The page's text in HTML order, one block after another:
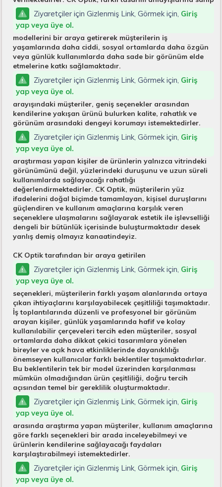
Ziyaretçiler için Gizlenmiş Link, Görmek için, Giriş
yap veya üye ol.
modellerini bir araya getirerek müşterilerin iş
yaşamlarında daha ciddi, sosyal ortamlarda daha özgün
veya günlük kullanımlarda daha sade bir görünüm elde
etmelerine katkı sağlamaktadır.
Ziyaretçiler için Gizlenmiş Link, Görmek için, Giriş
yap veya üye ol.
arayışındaki müşteriler, geniş seçenekler arasından
kendilerine yakışan ürünü bulurken kalite, rahatlık ve
görünüm arasındaki dengeyi korumayı istemektedirler.
Ziyaretçiler için Gizlenmiş Link, Görmek için, Giriş
yap veya üye ol.
araştırması yapan kişiler de ürünlerin yalnızca vitrindeki
görünümünü değil, yüzlerindeki duruşunu ve uzun süreli
kullanımlarda sağlayacağı rahatlığı
değerlendirmektedirler. CK Optik, müşterilerin yüz
ifadelerini doğal biçimde tamamlayan, kişisel duruşlarını
güçlendiren ve kullanım amaçlarına karşılık veren
seçeneklere ulaşmalarını sağlayarak estetik ile işlevselliği
dengeli bir bütünlük içerisinde buluşturmaktadır desek
yanlış demiş olmayız kanaatindeyiz.
CK Optik tarafından bir araya getirilen
Ziyaretçiler için Gizlenmiş Link, Görmek için, Giriş
yap veya üye ol.
seçenekleri, müşterilerin farklı yaşam alanlarında ortaya
çıkan ihtiyaçlarını karşılayabilecek çeşitliliği taşımaktadır.
İş toplantılarında düzenli ve profesyonel bir görünüm
arayan kişiler, günlük yaşamlarında hafif ve kolay
kullanılabilir çerçeveleri tercih eden müşteriler, sosyal
ortamlarda daha dikkat çekici tasarımlara yönelen
bireyler ve açık hava etkinliklerinde dayanıklılığı
önemseyen kullanıcılar farklı beklentiler taşımaktadırlar.
Bu beklentilerin tek bir model üzerinden karşılanması
mümkün olmadığından ürün çeşitliliği, doğru tercih
açısından temel bir gereklilik oluşturmaktadır.
Ziyaretçiler için Gizlenmiş Link, Görmek için, Giriş
yap veya üye ol.
arasında araştırma yapan müşteriler, kullanım amaçlarına
göre farklı seçenekleri bir arada inceleyebilmeyi ve
ürünlerin kendilerine sağlayacağı faydaları
karşılaştırabilmeyi istemektedirler.
Ziyaretçiler için Gizlenmiş Link, Görmek için, Giriş
yap veya üye ol.